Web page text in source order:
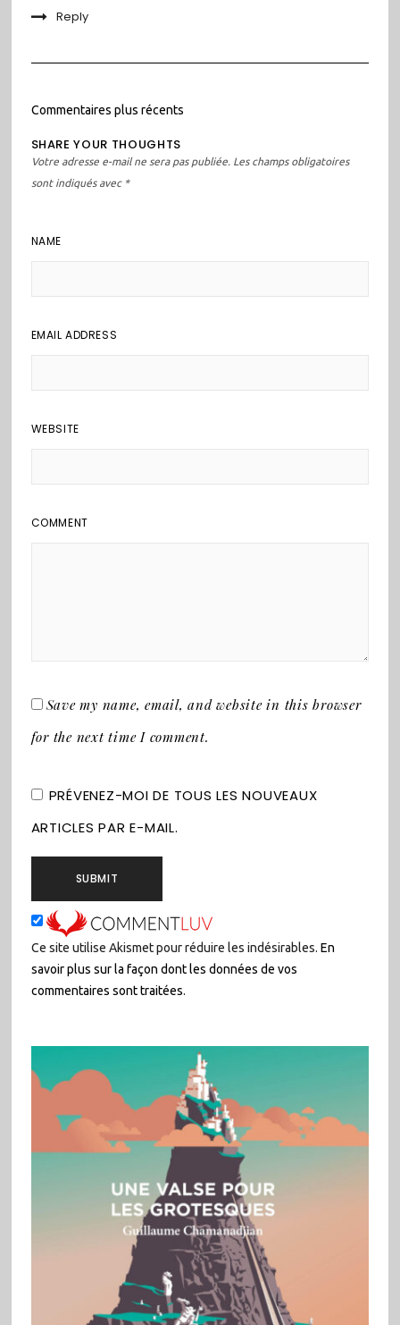
Reply
Navigation
dans
les
commentaires
Commentaires plus récents
SHARE YOUR THOUGHTS
Votre adresse e-mail ne sera pas publiée. Les champs obligatoires
sont indiqués avec *
NAME
EMAIL ADDRESS
WEBSITE
COMMENT
Save my name, email, and website in this browser
for the next time I comment.
PRÉVENEZ-MOI DE TOUS LES NOUVEAUX
ARTICLES PAR E-MAIL.
Ce site utilise Akismet pour réduire les indésirables. En
savoir plus sur la façon dont les données de vos
commentaires sont traitées.